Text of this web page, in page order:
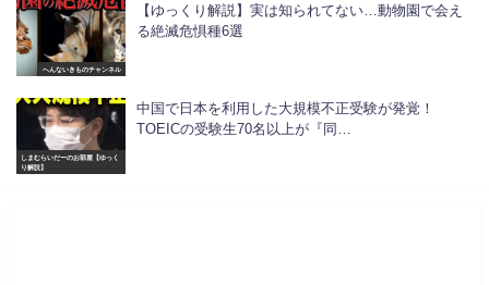
へんないきものチャンネル
【ゆっくり解説】実は知られてない…動物園で会え
る絶滅危惧種6選
しまむらいだーのお部屋【ゆっく
り解説】
中国で日本を利用した大規模不正受験が発覚！
TOEICの受験生70名以上が『同…